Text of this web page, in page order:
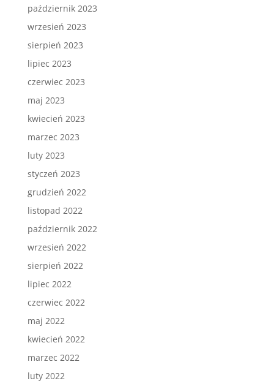
październik 2023
wrzesień 2023
sierpień 2023
lipiec 2023
czerwiec 2023
maj 2023
kwiecień 2023
marzec 2023
luty 2023
styczeń 2023
grudzień 2022
listopad 2022
październik 2022
wrzesień 2022
sierpień 2022
lipiec 2022
czerwiec 2022
maj 2022
kwiecień 2022
marzec 2022
luty 2022